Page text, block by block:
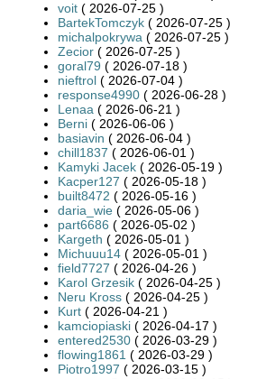
voit ( 2026-07-25 )
BartekTomczyk ( 2026-07-25 )
michalpokrywa ( 2026-07-25 )
Zecior ( 2026-07-25 )
goral79 ( 2026-07-18 )
nieftrol ( 2026-07-04 )
response4990 ( 2026-06-28 )
Lenaa ( 2026-06-21 )
Berni ( 2026-06-06 )
basiavin ( 2026-06-04 )
chill1837 ( 2026-06-01 )
Kamyki Jacek ( 2026-05-19 )
Kacper127 ( 2026-05-18 )
built8472 ( 2026-05-16 )
daria_wie ( 2026-05-06 )
part6686 ( 2026-05-02 )
Kargeth ( 2026-05-01 )
Michuuu14 ( 2026-05-01 )
field7727 ( 2026-04-26 )
Karol Grzesik ( 2026-04-25 )
Neru Kross ( 2026-04-25 )
Kurt ( 2026-04-21 )
kamciopiaski ( 2026-04-17 )
entered2530 ( 2026-03-29 )
flowing1861 ( 2026-03-29 )
Piotro1997 ( 2026-03-15 )